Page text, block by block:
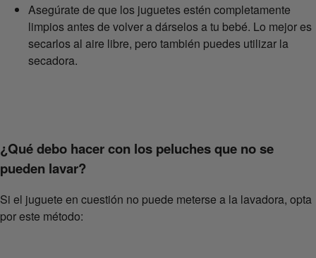
Asegúrate de que los juguetes estén completamente
limpios antes de volver a dárselos a tu bebé. Lo mejor es
secarlos al aire libre, pero también puedes utilizar la
secadora.
¿Qué debo hacer con los peluches que no se
pueden lavar?
Si el juguete en cuestión no puede meterse a la lavadora, opta
por este método: